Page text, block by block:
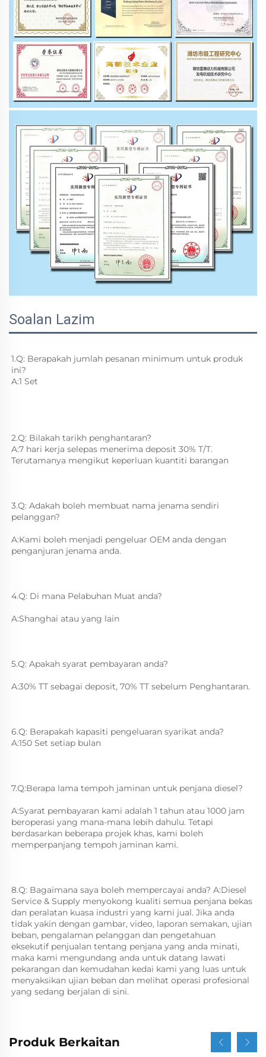
Soalan Lazim
1.Q: Berapakah jumlah pesanan minimum untuk produk
ini?
A:1 Set
2.Q: Bilakah tarikh penghantaran?
A:7 hari kerja selepas menerima deposit 30% T/T.
Terutamanya mengikut keperluan kuantiti barangan
3.Q: Adakah boleh membuat nama jenama sendiri
pelanggan?
A:Kami boleh menjadi pengeluar OEM anda dengan
penganjuran jenama anda.
4.Q: Di mana Pelabuhan Muat anda?
A:Shanghai atau yang lain
5.Q: Apakah syarat pembayaran anda?
A:30% TT sebagai deposit, 70% TT sebelum Penghantaran.
6.Q: Berapakah kapasiti pengeluaran syarikat anda?
A:150 Set setiap bulan
7.Q:Berapa lama tempoh jaminan untuk penjana diesel?
A:Syarat pembayaran kami adalah 1 tahun atau 1000 jam
beroperasi yang mana-mana lebih dahulu. Tetapi
berdasarkan beberapa projek khas, kami boleh
memperpanjang tempoh jaminan kami.
8.Q: Bagaimana saya boleh mempercayai anda? A:Diesel
Service & Supply menyokong kualiti semua penjana bekas
dan peralatan kuasa industri yang kami jual. Jika anda
tidak yakin dengan gambar, video, laporan semakan, ujian
beban, pengalaman pelanggan dan pengetahuan
eksekutif penjualan tentang penjana yang anda minati,
maka kami mengundang anda untuk datang lawati
pekarangan dan kemudahan kedai kami yang luas untuk
menyaksikan ujian beban dan melihat operasi profesional
yang sedang berjalan di sini.
Produk Berkaitan